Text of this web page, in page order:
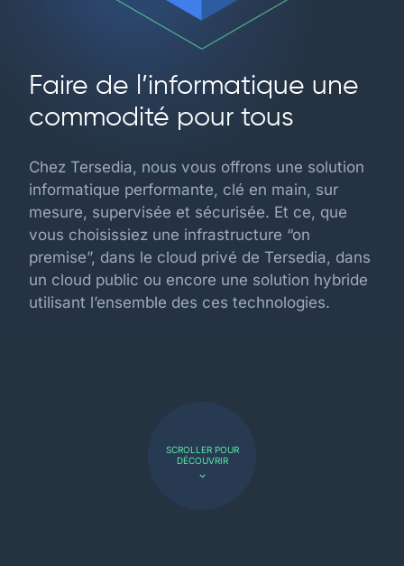
Faire de l’informatique une
commodité pour tous
Chez Tersedia, nous vous offrons une solution
informatique performante, clé en main, sur
mesure, supervisée et sécurisée. Et ce, que
vous choisissiez une infrastructure “on
premise”, dans le cloud privé de Tersedia, dans
un cloud public ou encore une solution hybride
utilisant l’ensemble des ces technologies.
SCROLLER POUR
DÉCOUVRIR